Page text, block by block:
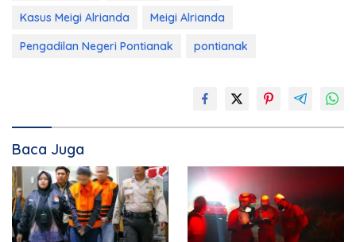
Kasus Meigi Alrianda
Meigi Alrianda
Pengadilan Negeri Pontianak
pontianak
Baca Juga